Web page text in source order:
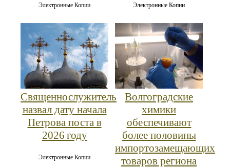
Электронные Копии Электронные Копии
Священнослужитель
назвал дату начала
Петрова поста в
2026 году
Электронные Копии
Волгоградские
химики
обеспечивают
более половины
импортозамещающих
товаров региона